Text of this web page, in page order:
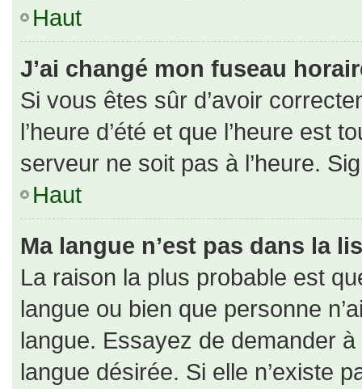
Haut
J’ai changé mon fuseau
Si vous êtes sûr d’avoir
l’heure d’été et que l’heure est
serveur ne soit pas à l’heure.
Haut
Ma langue n’est pas dans la
La raison la plus probable est
langue ou bien que personne
langue. Essayez de demander
langue désirée. Si elle n’existe